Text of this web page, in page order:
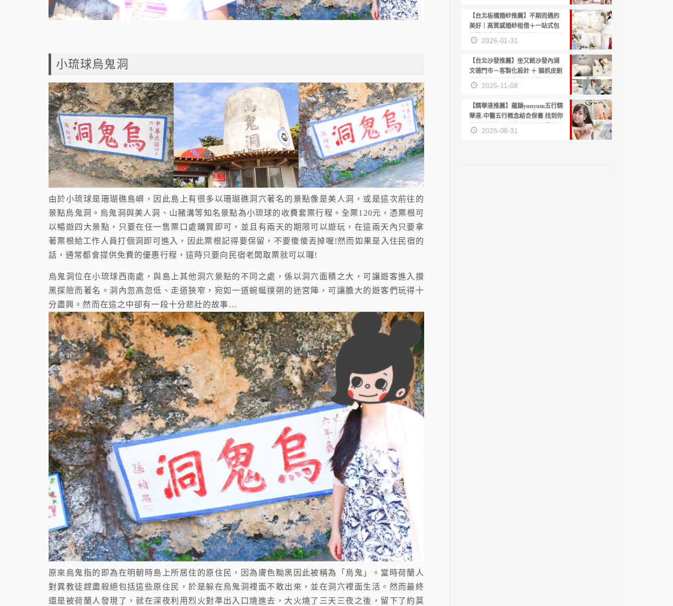
小琉球烏鬼洞
由於小琉球是珊瑚礁島嶼，因此島上有很多以珊瑚礁洞穴著名的景點像是美人洞，或是這次前往的
景點烏鬼洞。烏鬼洞與美人洞、山豬溝等知名景點為小琉球的收費套票行程。全票120元，憑票根可
以暢遊四大景點，只要在任一售票口處購買即可，並且有兩天的期限可以遊玩，在這兩天內只要拿
著票根給工作人員打個洞即可進入，因此票根記得要保留，不要傻傻丟掉喔!然而如果是入住民宿的
話，通常都會提供免費的優惠行程，這時只要向民宿老闆取票就可以囉!
烏鬼洞位在小琉球西南處，與島上其他洞穴景點的不同之處，係以洞穴面積之大，可讓遊客進入摸
黑探險而著名。洞內忽高忽低、走道狹窄，宛如一道蜿蜒撲朔的迷宮陣，可讓膽大的遊客們玩得十
分盡興。然而在這之中卻有一段十分悲壯的故事…
原來烏鬼指的即為在明朝時島上所居住的原住民，因為膚色黝黑因此被稱為「烏鬼」。當時荷蘭人
對異教徒趕盡殺絕包括這些原住民，於是躲在烏鬼洞裡面不敢出來，並在洞穴裡面生活。然而最終
還是被荷蘭人發現了，就在深夜利用烈火對準出入口燒進去，大火燒了三天三夜之後，留下了約莫
【台北板橋婚紗推薦】不期而遇的
美好｜高質感婚紗租借＋一站式包
套服務 新娘備婚省心首選！
2026-01-31
【台北沙發推薦】坐又銘沙發內湖
文德門市－客製化設計 ＋ 貓抓皮耐
磨好清潔｜直營直銷、價格透明
高CP值打造夢想居家風格
2025-11-08
【精華液推薦】蘊韻yunyum五行精
華液-中醫五行概念結合保養 找到你
的專屬精華！ 水㊀土㊀就選「潤・
賦精華」維持肌膚剛剛好的平衡
2025-08-31